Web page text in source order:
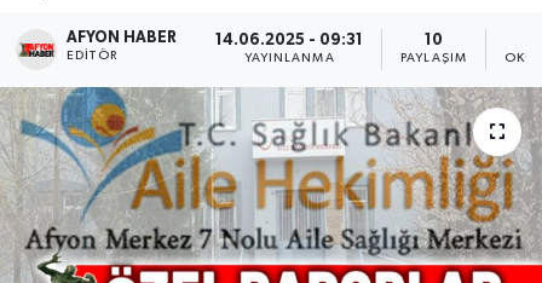
AFYON HABER
EDITÖR
14.06.2025 - 09:31
YAYINLANMA
10
PAYLAŞIM
Magazin
Etkinlikler